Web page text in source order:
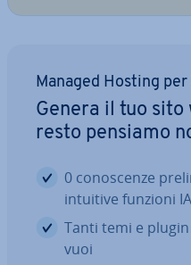
Managed Hosting per
Genera il tuo sito
resto pensiamo
0 co­no­scen­ze
intuitive funzioni IA
Tanti temi e
vuoi